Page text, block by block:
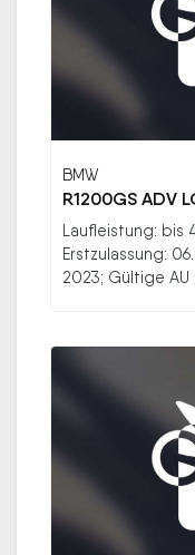
BMW
R1200GS ADV
Laufleistung: bis
Erstzulassung:
2023; Gültige AU